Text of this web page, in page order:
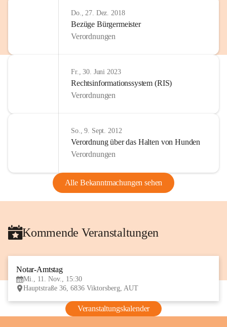
Do., 27. Dez. 2018
Bezüge Bürgermeister
Verordnungen
Fr., 30. Juni 2023
Rechtsinformationssystem (RIS)
Verordnungen
So., 9. Sept. 2012
Verordnung über das Halten von Hunden
Verordnungen
Alle Bekanntmachungen sehen
Kommende Veranstaltungen
Notar-Amtstag
Mi., 11. Nov., 15:30
Hauptstraße 36, 6836 Viktorsberg, AUT
Veranstaltungskalender